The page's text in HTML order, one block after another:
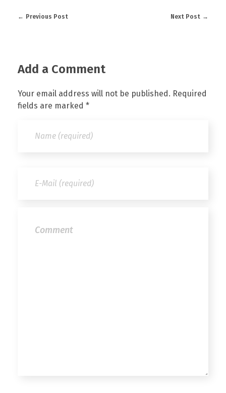
Previous Post Next Post
Add a Comment
Your email address will not be published. Required
fields are marked *